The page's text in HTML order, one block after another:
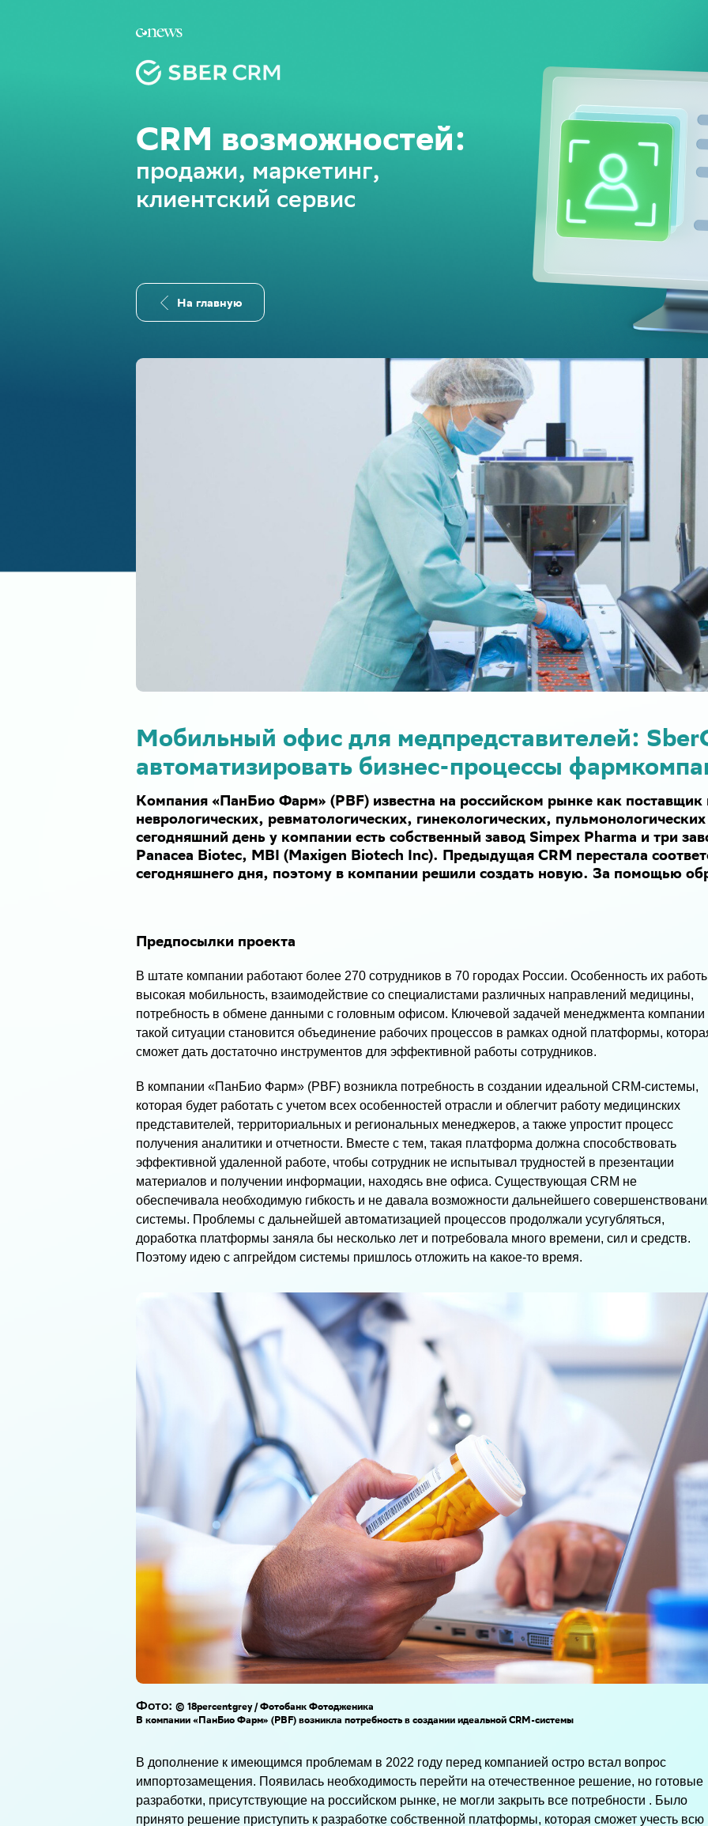
CRM возможностей:
продажи, маркетинг,
клиентский сервис
На главную
Мобильный офис для медпредставителей:
автоматизировать бизнес-процессы
Компания «ПанБио Фарм» (PBF) известна на российском рынке как поставщик
неврологических, ревматологических, гинекологических,
сегодняшний день у компании есть собственный завод Simpex Pharma и три
Panacea Biotec, MBI (Maxigen Biotech Inc). Предыдущая CRM перестала
сегодняшнего дня, поэтому в компании решили создать новую. За помощью
Предпосылки проекта
В штате компании работают более 270 сотрудников в 70 городах России. Особенность их
высокая мобильность, взаимодействие со специалистами различных направлений медицины,
потребность в обмене данными с головным офисом. Ключевой задачей менеджмента компании
такой ситуации становится объединение рабочих процессов в рамках одной платформы,
сможет дать достаточно инструментов для эффективной работы сотрудников.
В компании «ПанБио Фарм» (PBF) возникла потребность в создании идеальной CRM-системы,
которая будет работать с учетом всех особенностей отрасли и облегчит работу медицинских
представителей, территориальных и региональных менеджеров, а также упростит процесс
получения аналитики и отчетности. Вместе с тем, такая платформа должна способствовать
эффективной удаленной работе, чтобы сотрудник не испытывал трудностей в презентации
материалов и получении информации, находясь вне офиса. Существующая CRM не
обеспечивала необходимую гибкость и не давала возможности дальнейшего
системы. Проблемы с дальнейшей автоматизацией процессов продолжали усугубляться,
доработка платформы заняла бы несколько лет и потребовала много времени, сил и средств.
Поэтому идею с апгрейдом системы пришлось отложить на какое-то время.
Фото: © 18percentgrey / Фотобанк Фотодженика
В компании «ПанБио Фарм» (PBF) возникла потребность в создании идеальной CRM-системы
В дополнение к имеющимся проблемам в 2022 году перед компанией остро встал вопрос
импортозамещения. Появилась необходимость перейти на отечественное решение, но готовые
разработки, присутствующие на российском рынке, не могли закрыть все потребности . Было
принято решение приступить к разработке собственной платформы, которая сможет учесть всю